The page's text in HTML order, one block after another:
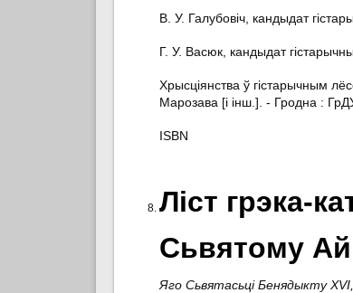
В. У. Галубовіч, кандыдат
Г. У. Васюк, кандыдат
Хрысціянства ў гістарычным
Марозава [і інш.]. - Гродна :
ISBN
Ліст грэка-
Сьвятому
Яго Сьвятасьці Бенядыкту XVI,